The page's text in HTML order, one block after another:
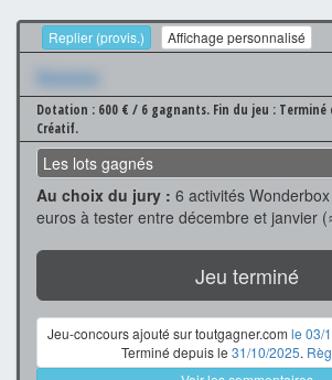
Replier (provis.) Affichage personnalisé
Xxxxxxx
Dotation : 600 € / 6 gagnants. Fin du jeu :
Créatif.
Les lots gagnés
Au choix du jury : 6 activités
euros à tester entre décembre et janvier
Jeu terminé
Jeu-concours ajouté sur toutgagner.com le 03/
Terminé depuis le 31/10/2025.